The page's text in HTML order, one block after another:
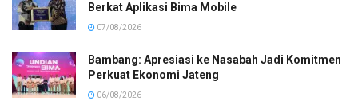
Berkat Aplikasi Bima Mobile
07/08/2026
Bambang: Apresiasi ke Nasabah Jadi Komitmen
Perkuat Ekonomi Jateng
06/08/2026